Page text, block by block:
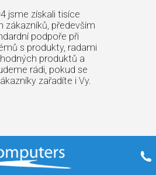
jsme získali tisíce
zákazníků, především
podpoře při
s produkty, radami
produktů a
rádi, pokud se
zařadíte i Vy.